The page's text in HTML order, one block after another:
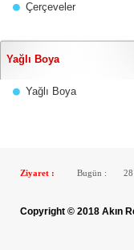
Çerçeveler
Yağlı Boya
Yağlı Boya
Ziyaret : Bugün :
Copyright © 2018 Akın